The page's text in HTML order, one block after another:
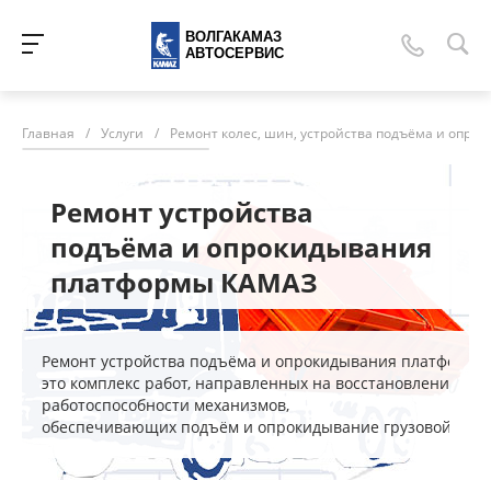
ВОЛГАКАМАЗ
АВТОСЕРВИС
Главная / Услуги / Ремонт колес, шин, устройства подъёма и
Ремонт устройства
подъёма и опрокидывания
платформы КАМАЗ
Ремонт устройства подъёма и опрокидывания
это комплекс работ, направленных на восстановление
работоспособности механизмов,
обеспечивающих подъём и опрокидывание грузовой